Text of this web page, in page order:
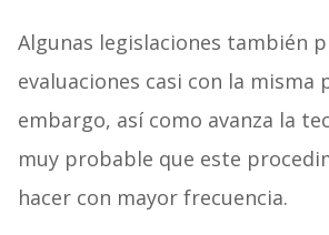
Algunas legislaciones también
evaluaciones casi con la misma
embargo, así como avanza la
muy probable que este
hacer con mayor frecuencia.